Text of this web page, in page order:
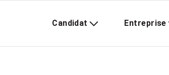
Candidat Entreprise